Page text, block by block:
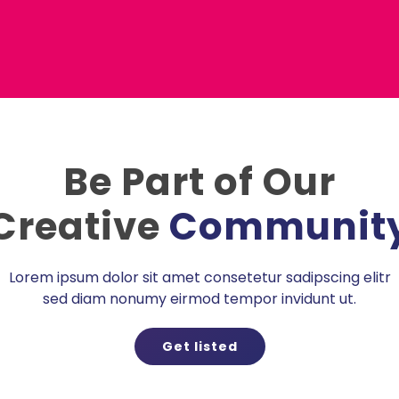
Be Part of Our
Lorem ipsum dolor sit amet consetetur sadipscing elitr
sed diam nonumy eirmod tempor invidunt ut.
Get listed